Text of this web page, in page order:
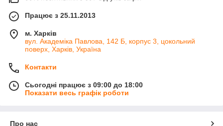
Працює з 25.11.2013
м. Харків
вул. Академіка Павлова, 142 Б, корпус 3, цокольний
поверх, Харків, Україна
Контакти
Сьогодні працює з 09:00 до 18:00
Показати весь графік роботи
Про нас